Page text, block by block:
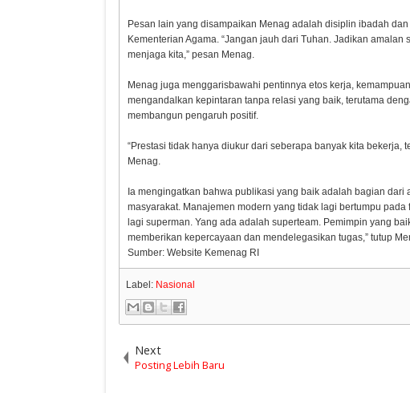
Pesan lain yang disampaikan Menag adalah disiplin ibadah
Kementerian Agama. “Jangan jauh dari Tuhan. Jadikan
menjaga kita,” pesan Menag.
Menag juga menggarisbawahi pentinnya etos kerja,
mengandalkan kepintaran tanpa relasi yang baik, terutama
membangun pengaruh positif.
“Prestasi tidak hanya diukur dari seberapa banyak kita bekerja,
Menag.
Ia mengingatkan bahwa publikasi yang baik adalah bagian
masyarakat. Manajemen modern yang tidak lagi bertumpu
lagi superman. Yang ada adalah superteam. Pemimpin yang
memberikan kepercayaan dan mendelegasikan tugas,” tutup
Sumber: Website Kemenag RI
Label: Nasional
Next
Posting Lebih Baru